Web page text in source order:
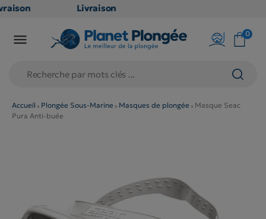
Livraison
en point
79€
(hors
 0
Accueil Plongée Sous-Marine Masques de plongée
Masque Seac
Pura Anti-buée